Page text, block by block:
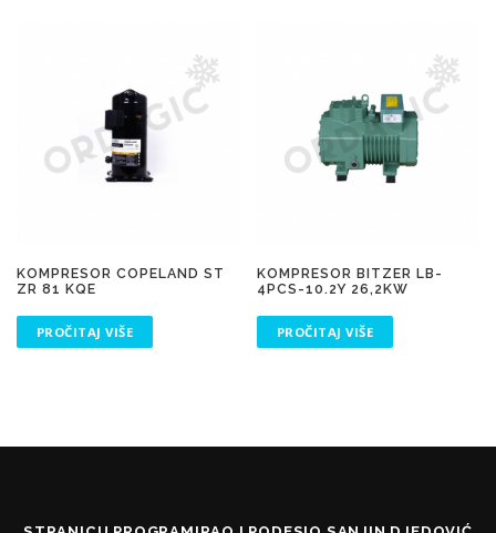
KOMPRESOR COPELAND ST
ZR 81 KQE
PROČITAJ VIŠE
KOMPRESOR BITZER LB-
4PCS-10.2Y 26,2KW
PROČITAJ VIŠE